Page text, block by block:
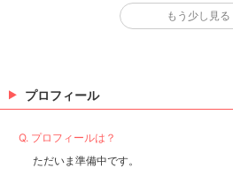
要確認
08/14（金）
ださい。
もう少し見る
プロフィール
Q. プロフィールは？
ただいま準備中です。